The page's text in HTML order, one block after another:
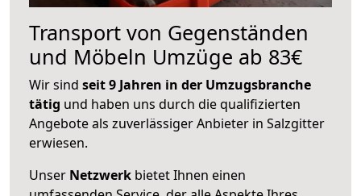
Transport von Gegenständen
und Möbeln Umzüge ab 83€
Wir sind seit 9 Jahren in der Umzugsbranche
tätig und haben uns durch die qualifizierten
Angebote als zuverlässiger Anbieter in Salzgitter
erwiesen.
Unser Netzwerk bietet Ihnen einen